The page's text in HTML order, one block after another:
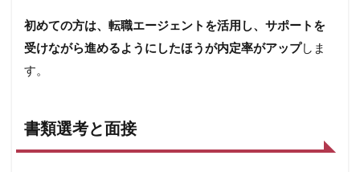
初めての方は、転職エージェントを活用し、サポートを
受けながら進めるようにしたほうが内定率がアップ しま
す。
書類選考と面接